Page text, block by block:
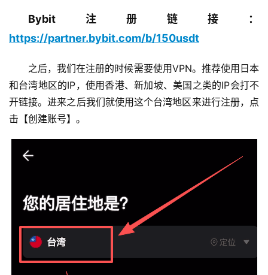
Bybit注册链接：
https://partner.bybit.com/b/150usdt
之后，我们在注册的时候需要使用VPN。推荐使用日本
和台湾地区的IP，使用香港、新加坡、美国之类的IP会打不
开链接。进来之后我们就使用这个台湾地区来进行注册，点
击【创建账号】。